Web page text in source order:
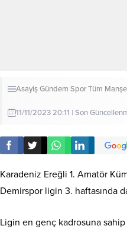
AsayişGündem SporTüm
11/11/2023 20:11 | Son
Karadeniz Ereğli 1. Amatör
Demirspor ligin 3. haftasında
Ligin en genç kadrosuna